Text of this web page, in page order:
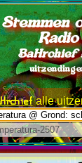
Stemmen
Radio
BaHrchief
alle